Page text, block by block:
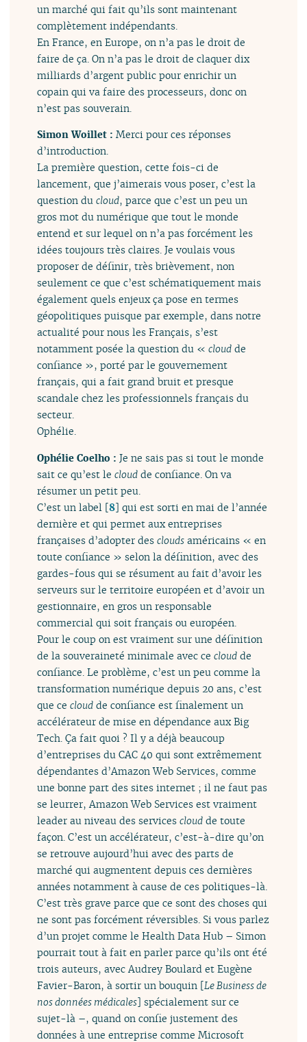
un marché qui fait qu’ils sont maintenant
complètement indépendants.
En France, en Europe, on n’a pas le droit de
faire de ça. On n’a pas le droit de claquer dix
milliards d’argent public pour enrichir un
copain qui va faire des processeurs, donc on
n’est pas souverain.
Simon Woillet :Merci pour ces réponses
d’introduction.
La première question, cette fois-ci de
lancement, que j’aimerais vous poser, c’est la
question ducloud, parce que c’est un peu un
gros mot du numérique que tout le monde
entend et sur lequel on n’a pas forcément les
idées toujours très claires. Je voulais vous
proposer de définir, très brièvement, non
seulement ce que c’est schématiquement mais
également quels enjeux ça pose en termes
géopolitiques puisque par exemple, dans notre
actualité pour nous les Français, s’est
notamment posée la question du «cloud de
confiance », porté par le gouvernement
français, qui a fait grand bruit et presque
scandale chez les professionnels français du
secteur.
Ophélie.
Ophélie Coelho :Je ne sais pas si tout le monde
sait ce qu’est lecloud de confiance. On va
résumer un petit peu.
C’est un label [8] qui est sorti en mai de l’année
dernière et qui permet aux entreprises
françaises d’adopter desclouds américains « en
toute confiance » selon la définition, avec des
gardes-fous qui se résument au fait d’avoir les
serveurs sur le territoire européen et d’avoir un
gestionnaire, en gros un responsable
commercial qui soit français ou européen.
Pour le coup on est vraiment sur une définition
de la souveraineté minimale avec cecloud de
confiance. Le problème, c’est un peu comme la
transformation numérique depuis 20 ans, c’est
que cecloud de confiance est finalement un
accélérateur de mise en dépendance aux Big
Tech. Ça fait quoi ? Il y a déjà beaucoup
d’entreprises du CAC 40 qui sont extrêmement
dépendantes d’Amazon Web Services, comme
une bonne part des sites internet ; il ne faut pas
se leurrer, Amazon Web Services est vraiment
leader au niveau des servicescloud de toute
façon. C’est un accélérateur, c’est-à-dire qu’on
se retrouve aujourd’hui avec des parts de
marché qui augmentent depuis ces dernières
années notamment à cause de ces politiques-là.
C’est très grave parce que ce sont des choses qui
ne sont pas forcément réversibles. Si vous parlez
d’un projet comme le Health Data Hub – Simon
pourrait tout à fait en parler parce qu’ils ont été
trois auteurs, avec Audrey Boulard et Eugène
Favier-Baron, à sortir un bouquin [Le Business de
nos données médicales] spécialement sur ce
sujet-là –, quand on confie justement des
données à une entreprise comme Microsoft